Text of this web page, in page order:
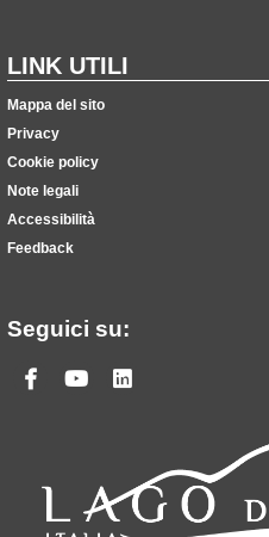
LINK UTILI
Mappa del sito
Privacy
Cookie policy
Note legali
Accessibilità
Feedback
Seguici su:
Facebook
Youtube